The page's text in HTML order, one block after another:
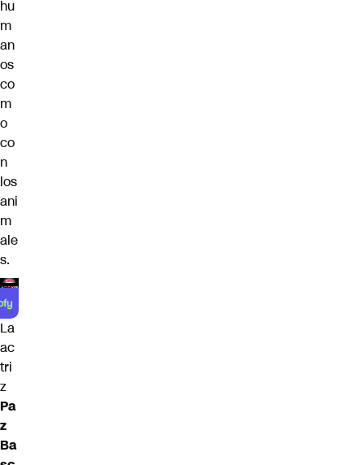
hu
m
an
os
co
m
o
co
n
los
ani
m
ale
s.
La
ac
tri
z
Pa
z
Ba